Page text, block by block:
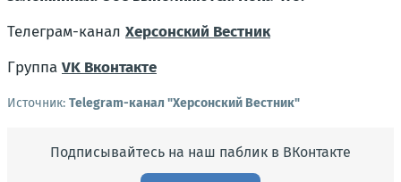
Телеграм-канал Херсонский Вестник
Группа VK Вконтакте
Источник: Telegram-канал "Херсонский Вестник"
Подписывайтесь на наш паблик в ВКонтакте